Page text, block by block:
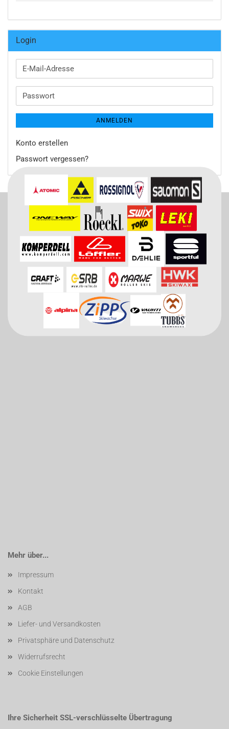
Login
E-
Mail-
Passwort
ANMELDEN
Konto erstellen
Passwort vergessen?
Mehr über...
Impressum
Kontakt
AGB
Liefer- und Versandkosten
Privatsphäre und Datenschutz
Widerrufsrecht
Cookie Einstellungen
Ihre Sicherheit SSL-verschlüsselte Übertragung